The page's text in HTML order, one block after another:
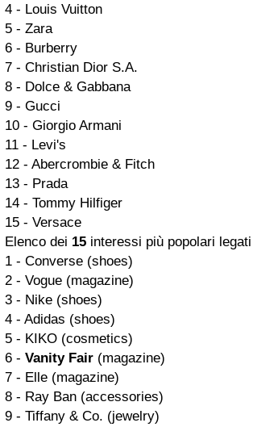
4 - Louis Vuitton
5 - Zara
6 - Burberry
7 - Christian Dior S.A.
8 - Dolce & Gabbana
9 - Gucci
10 - Giorgio Armani
11 - Levi's
12 - Abercrombie & Fitch
13 - Prada
14 - Tommy Hilfiger
15 - Versace
Elenco dei 15 interessi più popolari
1 - Converse (shoes)
2 - Vogue (magazine)
3 - Nike (shoes)
4 - Adidas (shoes)
5 - KIKO (cosmetics)
6 - Vanity Fair (magazine)
7 - Elle (magazine)
8 - Ray Ban (accessories)
9 - Tiffany & Co. (jewelry)